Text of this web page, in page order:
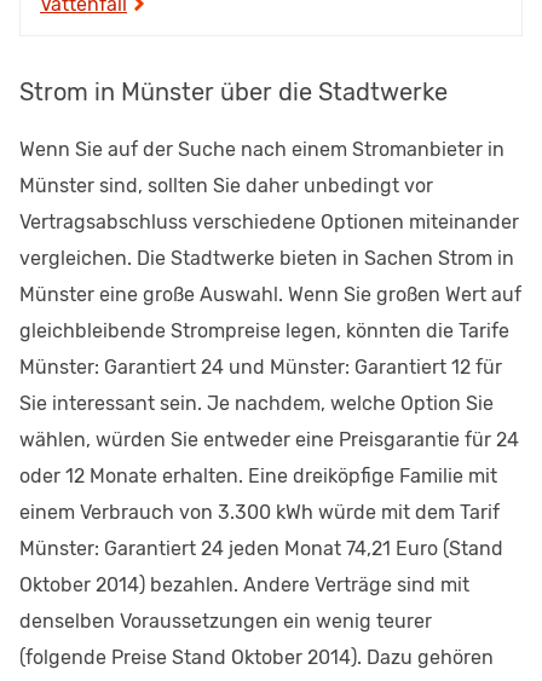
Strom in Münster über die Stadtwerke
Wenn Sie auf der Suche nach einem Stromanbieter in
Münster sind, sollten Sie daher unbedingt vor
Vertragsabschluss verschiedene Optionen miteinander
vergleichen. Die Stadtwerke bieten in Sachen Strom in
Münster eine große Auswahl. Wenn Sie großen Wert auf
gleichbleibende Strompreise legen, könnten die Tarife
Münster: Garantiert 24 und Münster: Garantiert 12 für
Sie interessant sein. Je nachdem, welche Option Sie
wählen, würden Sie entweder eine Preisgarantie für 24
oder 12 Monate erhalten. Eine dreiköpfige Familie mit
einem Verbrauch von 3.300 kWh würde mit dem Tarif
Münster: Garantiert 24 jeden Monat 74,21 Euro (Stand
Oktober 2014) bezahlen. Andere Verträge sind mit
denselben Voraussetzungen ein wenig teurer
(folgende Preise Stand Oktober 2014). Dazu gehören